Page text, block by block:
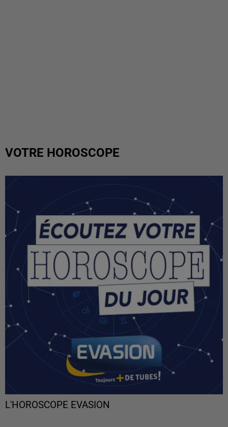
VOTRE HOROSCOPE
L'HOROSCOPE EVASION